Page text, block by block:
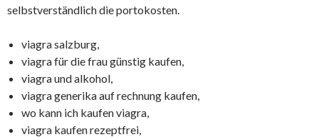
selbstverständlich die portokosten.
viagra salzburg,
viagra für die frau günstig kaufen,
viagra und alkohol,
viagra generika auf rechnung kaufen,
wo kann ich kaufen viagra,
viagra kaufen rezeptfrei,